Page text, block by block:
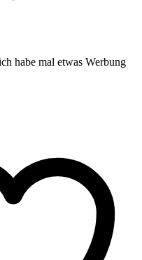
habe mal etwas Werbung